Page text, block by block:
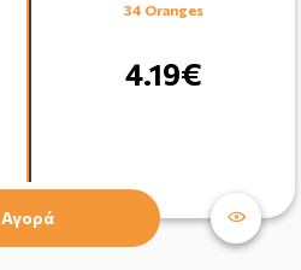
34 Oranges
4.19€
Αγορά